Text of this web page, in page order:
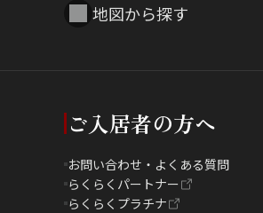
地図から探す
ご入居者の方へ
お問い合わせ・よくある質問
らくらくパートナー
らくらくプラチナ